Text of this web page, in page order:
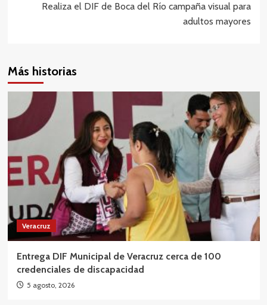
Realiza el DIF de Boca del Río campaña visual para
adultos mayores
Más historias
Veracruz
Entrega DIF Municipal de Veracruz cerca de 100
credenciales de discapacidad
5 agosto, 2026